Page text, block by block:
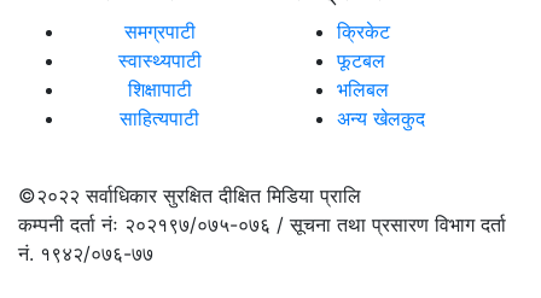
समग्रपाटी
स्वास्थ्यपाटी
शिक्षापाटी
साहित्यपाटी
क्रिकेट
फूटबल
भलिबल
अन्य खेलकुद
©२०२२सर्वाधिकार सुरक्षित दीक्षित मिडिया प्रालि
कम्पनी दर्ता नंः २०२१९७/०७५-०७६ / सूचना तथा प्रसारण विभाग दर्ता
नं. १९४२/०७६-७७